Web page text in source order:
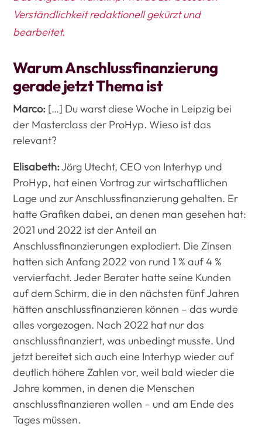
Verständlichkeit redaktionell gekürzt und
bearbeitet.
Warum Anschlussfinanzierung
gerade jetzt Thema ist
Marco: […] Du warst diese Woche in Leipzig bei
der Masterclass der ProHyp. Wieso ist das
relevant?
Elisabeth:Jörg Utecht, CEO von Interhyp und
ProHyp, hat einen Vortrag zur wirtschaftlichen
Lage und zur Anschlussfinanzierung gehalten. Er
hatte Grafiken dabei, an denen man gesehen hat:
2021 und 2022 ist der Anteil an
Anschlussfinanzierungen explodiert. Die Zinsen
hatten sich Anfang 2022 von rund 1 % auf 4 %
vervierfacht. Jeder Berater hatte seine Kunden
auf dem Schirm, die in den nächsten fünf Jahren
hätten anschlussfinanzieren können – das wurde
alles vorgezogen. Nach 2022 hat nur das
anschlussfinanziert, was unbedingt musste. Und
jetzt bereitet sich auch eine Interhyp wieder auf
deutlich höhere Zahlen vor, weil bald wieder die
Jahre kommen, in denen die Menschen
anschlussfinanzieren wollen – und am Ende des
Tages müssen.